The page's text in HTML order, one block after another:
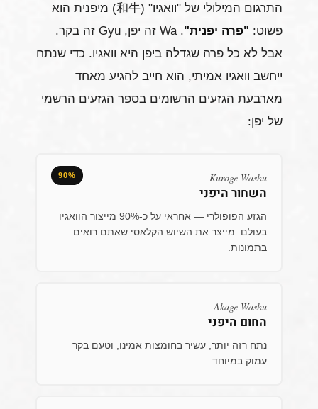
התרגום המילולי של "וואגיו" (和牛) מיפנית הוא
פשוט: "פרה יפנית"
. Wa זה יפן, Gyu זה בקר.
אבל לא כל פרה שגדלה ביפן היא וואגיו. כדי שנתח
ייחשב וואגיו אמיתי, הוא חייב להגיע מאחד
מארבעת הגזעים הרשומים בספר הגזעים הרשמי
של יפן:
90% Kuroge Washu
השחור היפני
הגזע הפופולרי — אחראי על כ-90% מייצור הוואגיו
בעולם. מייצר את השיוש הקלאסי שאתם רואים
בתמונות.
Akage Washu
החום היפני
נתח רזה יותר, עשיר בחומצות אמינו, וטעם בקר
עמוק במיוחד.